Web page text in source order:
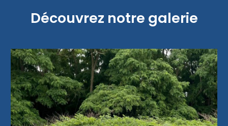
Découvrez notre galerie